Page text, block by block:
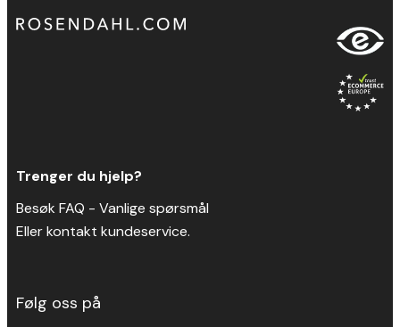
Trenger du hjelp?
Besøk FAQ - Vanlige spørsmål
Eller kontakt kundeservice.
Følg oss på